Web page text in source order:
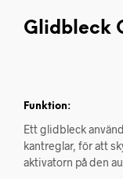
Glidbleck
Funktion:
Ett glidbleck
kantreglar, för att
aktivatorn på den